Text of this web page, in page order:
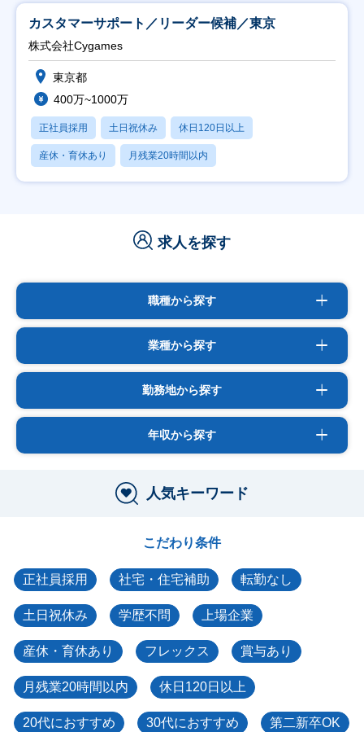
カスタマーサポート／リーダー候補／東京
株式会社Cygames
東京都
400万~1000万
正社員採用 土日祝休み 休日120日以上
産休・育休あり 月残業20時間以内
求人を探す
職種から探す
業種から探す
勤務地から探す
年収から探す
人気キーワード
こだわり条件
正社員採用 社宅・住宅補助 転勤なし
土日祝休み 学歴不問 上場企業
産休・育休あり フレックス 賞与あり
月残業20時間以内 休日120日以上
20代におすすめ 30代におすすめ 第二新卒OK